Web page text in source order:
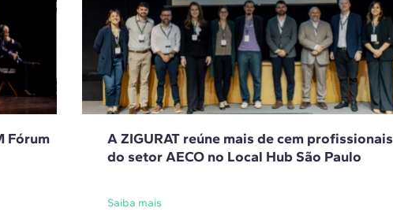
Fórum
A ZIGURAT reúne mais de cem profissionais
do setor AECO no Local Hub São Paulo
Saiba mais